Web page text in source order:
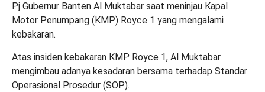
Pj Gubernur Banten Al Muktabar saat meninjau Kapal
Motor Penumpang (KMP) Royce 1 yang mengalami
kebakaran.
Atas insiden kebakaran KMP Royce 1, Al Muktabar
mengimbau adanya kesadaran bersama terhadap Standar
Operasional Prosedur (SOP).